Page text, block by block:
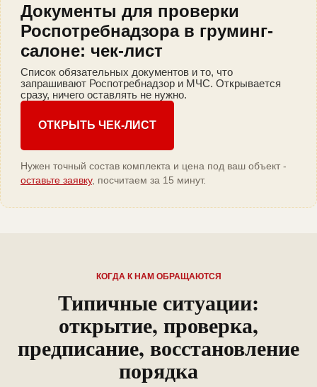
Документы для проверки
Роспотребнадзора в груминг-
салоне: чек-лист
Список обязательных документов и то, что
запрашивают Роспотребнадзор и МЧС. Открывается
сразу, ничего оставлять не нужно.
ОТКРЫТЬ ЧЕК-ЛИСТ
Нужен точный состав комплекта и цена под ваш объект -
оставьте заявку, посчитаем за 15 минут.
КОГДА К НАМ ОБРАЩАЮТСЯ
Типичные ситуации:
открытие, проверка,
предписание, восстановление
порядка